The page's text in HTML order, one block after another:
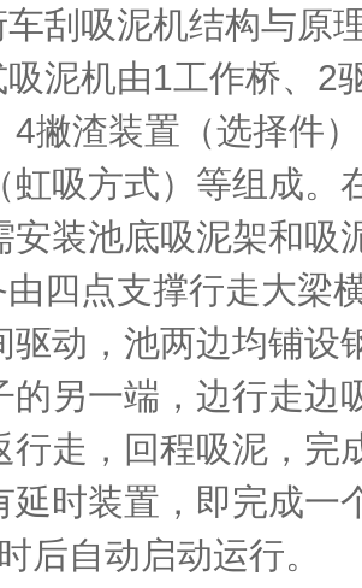
车刮吸泥机结构与原
泥机由1工作桥、2
4撇渣装置（选择件
虹吸方式）等组成。
安装池底吸泥架和吸
四点支撑行走大梁
驱动，池两边均铺
的另一端，边行走边
行走，回程吸泥，完
延时装置，即完成一
后自动启动运行。